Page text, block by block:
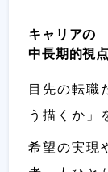
キャリアの
中長期的視
目先の転職
う描くか」
希望の実現